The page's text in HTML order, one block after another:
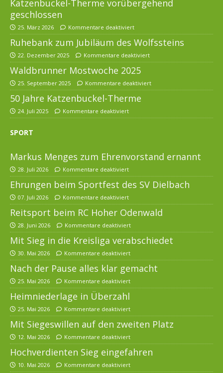
Katzenbuckel-Therme vorübergehend
geschlossen
25. März 2026 Kommentare deaktiviert
Ruhebank zum Jubiläum des Wolfssteins
22. Dezember 2025 Kommentare deaktiviert
Waldbrunner Mostwoche 2025
25. September 2025 Kommentare deaktiviert
50 Jahre Katzenbuckel-Therme
24. Juli 2025 Kommentare deaktiviert
SPORT
Markus Menges zum Ehrenvorstand ernannt
28. Juli 2026 Kommentare deaktiviert
Ehrungen beim Sportfest des SV Dielbach
07. Juli 2026 Kommentare deaktiviert
Reitsport beim RC Hoher Odenwald
28. Juni 2026 Kommentare deaktiviert
Mit Sieg in die Kreisliga verabschiedet
30. Mai 2026 Kommentare deaktiviert
Nach der Pause alles klar gemacht
25. Mai 2026 Kommentare deaktiviert
Heimniederlage in Überzahl
25. Mai 2026 Kommentare deaktiviert
Mit Siegeswillen auf den zweiten Platz
12. Mai 2026 Kommentare deaktiviert
Hochverdienten Sieg eingefahren
10. Mai 2026 Kommentare deaktiviert